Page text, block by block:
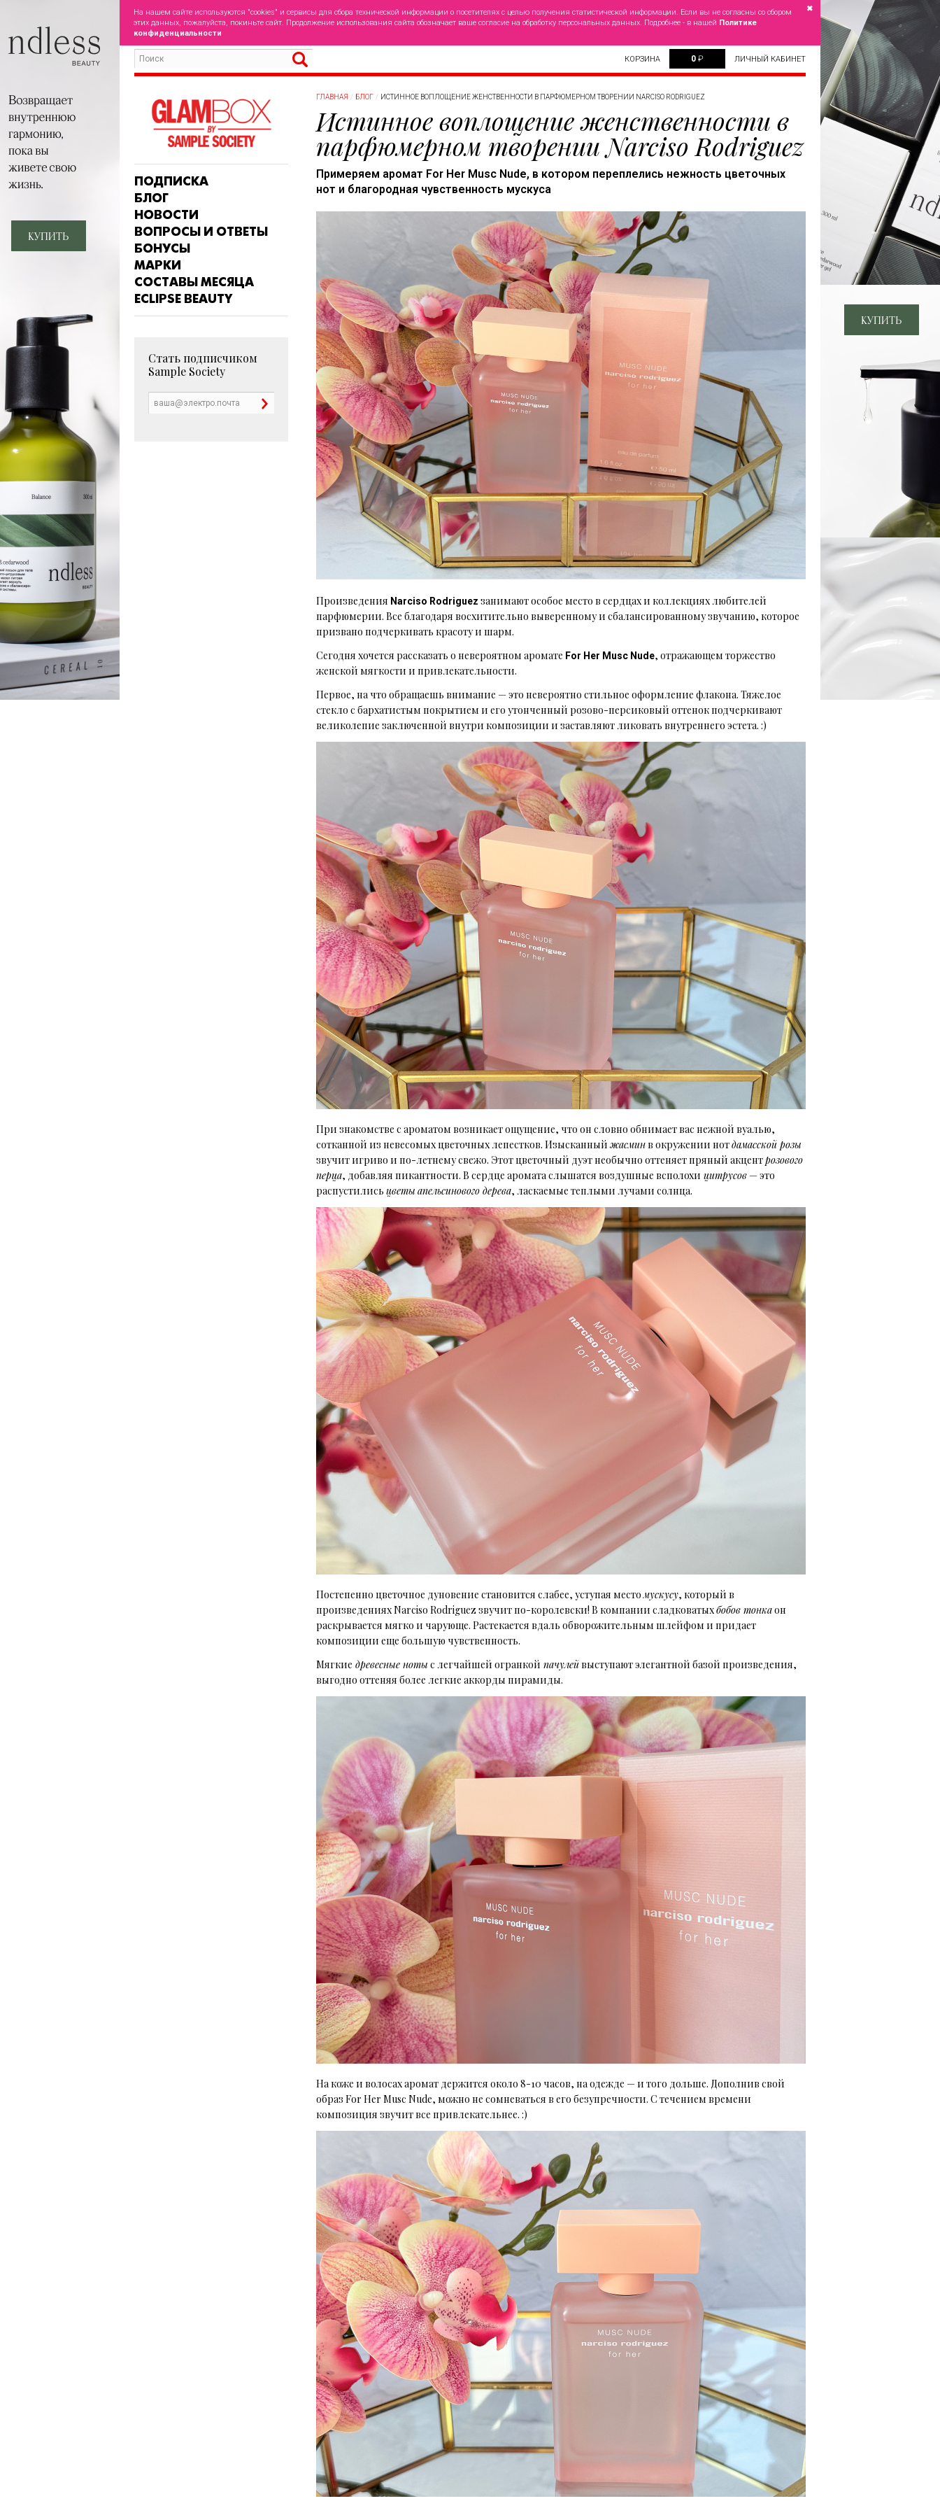
На нашем сайте используются "cookies" и сервисы для сбора технической информации о посетителях с целью получения статистической информации. Если вы не согласны со сбором
этих данных, пожалуйста, покиньте сайт. Продолжение использования сайта обозначает ваше согласие на обработку персональных данных. Подробнее - в нашей Политике
конфиденциальности
✖
КОРЗИНА 0 ₽ ЛИЧНЫЙ КАБИНЕТ
ПОДПИСКА
БЛОГ
НОВОСТИ
ВОПРОСЫ И ОТВЕТЫ
БОНУСЫ
МАРКИ
СОСТАВЫ МЕСЯЦА
ECLIPSE BEAUTY
Стать подписчиком
Sample Society
ГЛАВНАЯ БЛОГ ИСТИННОЕ ВОПЛОЩЕНИЕ ЖЕНСТВЕННОСТИ В ПАРФЮМЕРНОМ ТВОРЕНИИ NARCISO RODRIGUEZ
Истинное воплощение женственности в
парфюмерном творении Narciso Rodriguez
Примеряем аромат For Her Musc Nude, в котором переплелись нежность цветочных
нот и благородная чувственность мускуса
Произведения Narciso Rodriguez занимают особое место в сердцах и коллекциях любителей
парфюмерии. Все благодаря восхитительно выверенному и сбалансированному звучанию, которое
призвано подчеркивать красоту и шарм.
Сегодня хочется рассказать о невероятном аромате For Her Musc Nude, отражающем торжество
женской мягкости и привлекательности.
Первое, на что обращаешь внимание — это невероятно стильное оформление флакона. Тяжелое
стекло с бархатистым покрытием и его утонченный розово-персиковый оттенок подчеркивают
великолепие заключенной внутри композиции и заставляют ликовать внутреннего эстета. :)
При знакомстве с ароматом возникает ощущение, что он словно обнимает вас нежной вуалью,
сотканной из невесомых цветочных лепестков. Изысканныйжасминв окружении нотдамасской розы
звучит игриво и по-летнему свежо. Этот цветочный дуэт необычно оттеняет пряный акцентрозового
перца, добавляя пикантности. В сердце аромата слышатся воздушные всполохи цитрусов— это
распустились цветы апельсинового дерева, ласкаемые теплыми лучами солнца.
Постепенно цветочное дуновение становится слабее, уступая местомускусу, который в
произведениях Narciso Rodriguez звучит по-королевски! В компании сладковатыхбобов тонкаон
раскрывается мягко и чарующе. Растекается вдаль обворожительным шлейфом и придает
композиции еще большую чувственность.
Мягкие древесные ноты с легчайшей огранкой пачулейвыступают элегантной базой произведения,
выгодно оттеняя более легкие аккорды пирамиды.
На коже и волосах аромат держится около 8-10 часов, на одежде — и того дольше. Дополнив свой
образ For Her Musc Nude, можно не сомневаться в его безупречности. С течением времени
композиция звучит все привлекательнее. :)